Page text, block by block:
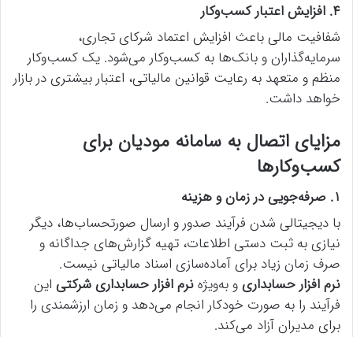
۴. افزایش اعتبار کسب‌وکار
شفافیت مالی باعث افزایش اعتماد شرکای تجاری،
سرمایه‌گذاران و بانک‌ها به کسب‌وکار می‌شود. یک کسب‌وکار
منظم و متعهد به رعایت قوانین مالیاتی، اعتبار بیشتری در بازار
خواهد داشت.
مزایای اتصال به سامانه مودیان برای
کسب‌وکارها
۱. صرفه‌جویی در زمان و هزینه
با دیجیتالی شدن فرآیند صدور و ارسال صورتحساب‌ها، دیگر
نیازی به ثبت دستی اطلاعات، تهیه گزارش‌های جداگانه و
صرف زمان زیاد برای آماده‌سازی اسناد مالیاتی نیست.
نرم افزار حسابداریو به‌ویژهنرم افزار حسابداری شرکتی این
فرآیند را به صورت خودکار انجام می‌دهد و زمان ارزشمندی را
برای مدیران آزاد می‌کند.